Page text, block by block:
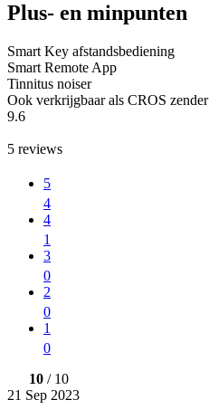
Plus- en minpunten
Smart Key afstandsbediening
Smart Remote App
Tinnitus noiser
Ook verkrijgbaar als CROS zender
9.6
5 reviews
5
4
4
1
3
0
2
0
1
0
10 / 10
21 Sep 2023